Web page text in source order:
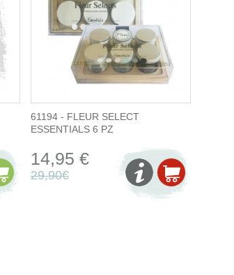
61194 - FLEUR SELECT
ESSENTIALS 6 PZ
14,95 €
29,90€